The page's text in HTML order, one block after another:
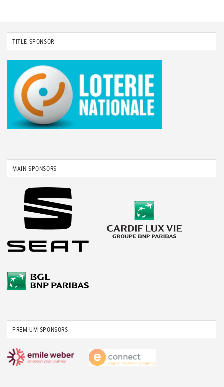
TITLE SPONSOR
MAIN SPONSORS
PREMIUM SPONSORS